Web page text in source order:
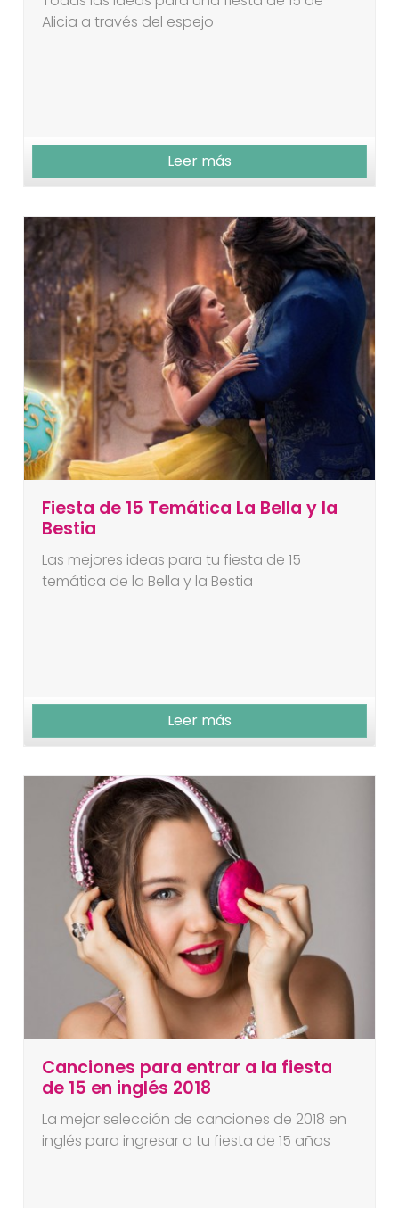
Alicia a través del espejo
Leer más
Fiesta de 15 Temática La Bella y la
Bestia
Las mejores ideas para tu fiesta de 15
temática de la Bella y la Bestia
Leer más
Canciones para entrar a la fiesta
de 15 en inglés 2018
La mejor selección de canciones de 2018 en
inglés para ingresar a tu fiesta de 15 años